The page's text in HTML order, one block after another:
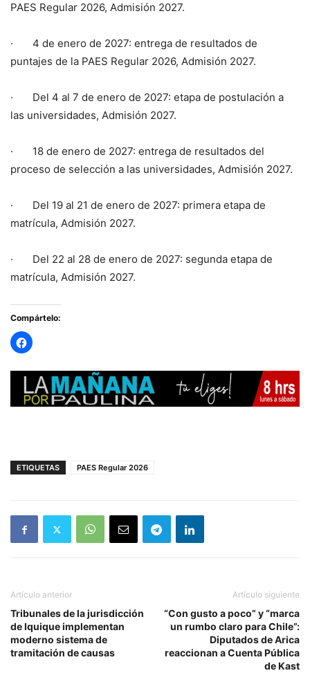
PAES Regular 2026, Admisión 2027.
· 4 de enero de 2027: entrega de resultados de
puntajes de la PAES Regular 2026, Admisión 2027.
· Del 4 al 7 de enero de 2027: etapa de postulación a
las universidades, Admisión 2027.
· 18 de enero de 2027: entrega de resultados del
proceso de selección a las universidades, Admisión 2027.
· Del 19 al 21 de enero de 2027: primera etapa de
matrícula, Admisión 2027.
· Del 22 al 28 de enero de 2027: segunda etapa de
matrícula, Admisión 2027.
Compártelo:
ETIQUETAS PAES Regular 2026
Artículo anterior
Tribunales de la jurisdicción
de Iquique implementan
moderno sistema de
tramitación de causas
Artículo siguiente
“Con gusto a poco” y “marca
un rumbo claro para Chile”:
Diputados de Arica
reaccionan a Cuenta Pública
de Kast